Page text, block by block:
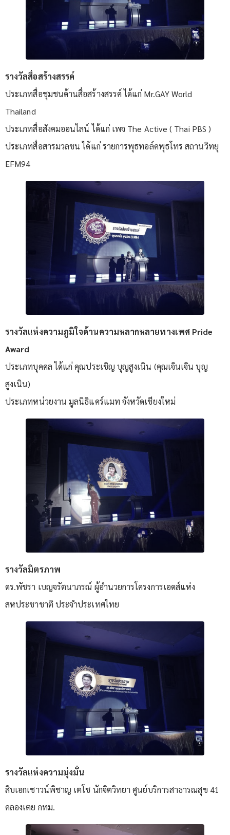
รางวัลสื่อสร้างสรรค์
ประเภทสื่อชุมชนด้านสื่อสร้างสรรค์ ได้แก่ Mr.GAY World
Thailand
ประเภทสื่อสังคมออนไลน์ ได้แก่ เพจ The Active ( Thai PBS )
ประเภทสื่อสารมวลชน ได้แก่ รายการพุธทอล์คพุธโทร สถานวิทยุ
EFM94
รางวัลแห่งความภูมิใจด้านความหลากหลายทางเพศ Pride
Award
ประเภทบุคคล ได้แก่ คุณประเชิญ บุญสูงเนิน (คุณเจินเจิน บุญ
สูงเนิน)
ประเภทหน่วยงาน มูลนิธิแคร์แมท จังหวัดเชียงใหม่
รางวัลมิตรภาพ
ดร.พัชรา เบญจรัตนาภรณ์ ผู้อำนวยการโครงการเอดส์แห่ง
สหประชาชาติ ประจำประเทศไทย
รางวัลแห่งความมุ่งมั่น
สิบเอกเชาวน์พิชาญ เตโช นักจิตวิทยา ศูนย์บริการสาธารณสุข 41
คลองเตย กทม.